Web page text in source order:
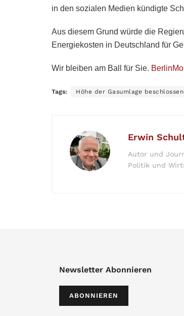
in den sozialen Medien kündigte
Aus diesem Grund würde die
Energiekosten in Deutschland für
Wir bleiben am Ball für Sie.
Tags: Höhe der Gasumlage beschlossen
Erwin
Autor und
Politik und
Newsletter Abonnieren
ABONNIEREN